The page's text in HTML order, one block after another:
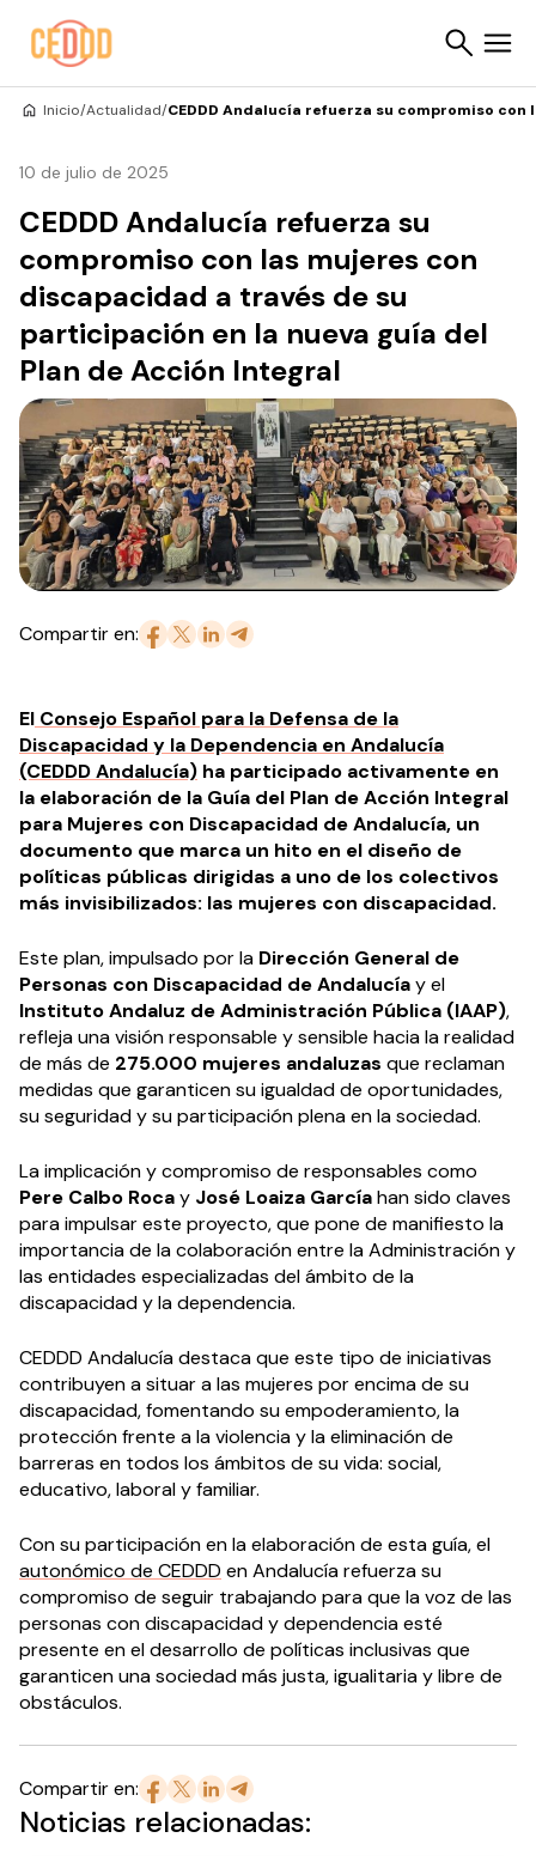
Inicio/Actualidad/CEDDD Andalucía refuerza su compromiso
10 de julio de 2025
CEDDD Andalucía refuerza su
compromiso con las mujeres con
discapacidad a través de su
participación en la nueva guía del
Plan de Acción Integral
Compartir en:
El Consejo Español para la Defensa de la
Discapacidad y la Dependencia en Andalucía
(CEDDD Andalucía) ha participado activamente en
la elaboración de la Guía del Plan de Acción Integral
para Mujeres con Discapacidad de Andalucía, un
documento que marca un hito en el diseño de
políticas públicas dirigidas a uno de los colectivos
más invisibilizados: las mujeres con discapacidad.
Este plan, impulsado por la Dirección General de
Personas con Discapacidad de Andalucíay el
Instituto Andaluz de Administración Pública (IAAP),
refleja una visión responsable y sensible hacia la realidad
de más de 275.000 mujeres andaluzas que reclaman
medidas que garanticen su igualdad de oportunidades,
su seguridad y su participación plena en la sociedad.
La implicación y compromiso de responsables como
Pere Calbo Rocay José Loaiza Garcíahan sido claves
para impulsar este proyecto, que pone de manifiesto la
importancia de la colaboración entre la Administración y
las entidades especializadas del ámbito de la
discapacidad y la dependencia.
CEDDD Andalucía destaca que este tipo de iniciativas
contribuyen a situar a las mujeres por encima de su
discapacidad, fomentando su empoderamiento, la
protección frente a la violencia y la eliminación de
barreras en todos los ámbitos de su vida: social,
educativo, laboral y familiar.
Con su participación en la elaboración de esta guía, el
autonómico de CEDDD en Andalucía refuerza su
compromiso de seguir trabajando para que la voz de las
personas con discapacidad y dependencia esté
presente en el desarrollo de políticas inclusivas que
garanticen una sociedad más justa, igualitaria y libre de
obstáculos.
Compartir en:
Noticias relacionadas: